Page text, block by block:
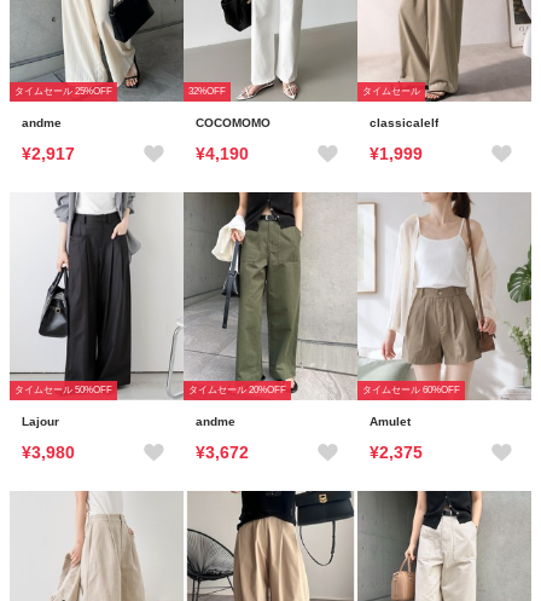
タイムセール 25%OFF
andme
¥2,917
32%OFF
COCOMOMO
¥4,190
タイムセール
classicalelf
¥1,999
タイムセール 50%OFF
Lajour
¥3,980
タイムセール 20%OFF
andme
¥3,672
タイムセール 60%OFF
Amulet
¥2,375